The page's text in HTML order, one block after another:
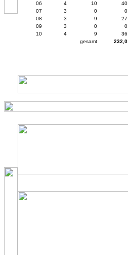
06
4 10
40
07
3 0
0
08
3 9
27
09
3 0
0
10
4 9
36
gesamt
232,0